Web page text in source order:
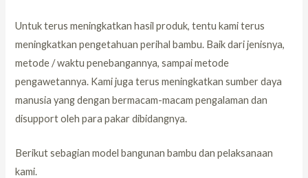
Untuk terus meningkatkan hasil produk, tentu kami terus
meningkatkan pengetahuan perihal bambu. Baik dari jenisnya,
metode / waktu penebangannya, sampai metode
pengawetannya. Kami juga terus meningkatkan sumber daya
manusia yang dengan bermacam-macam pengalaman dan
disupport oleh para pakar dibidangnya.
Berikut sebagian model bangunan bambu dan pelaksanaan
kami.